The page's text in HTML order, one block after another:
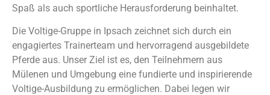
Spaß als auch sportliche Herausforderung beinhaltet.
Die Voltige-Gruppe in Ipsach zeichnet sich durch ein
engagiertes Trainerteam und hervorragend ausgebildete
Pferde aus. Unser Ziel ist es, den Teilnehmern aus
Mülenen und Umgebung eine fundierte und inspirierende
Voltige-Ausbildung zu ermöglichen. Dabei legen wir